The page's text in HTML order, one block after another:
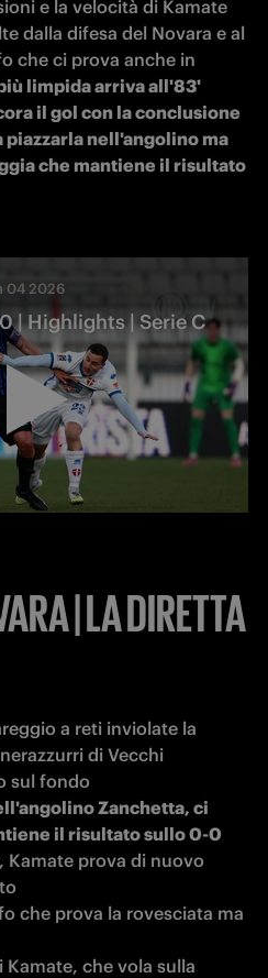
e la velocità di Kamate
dalla difesa del Novara e al
che ci prova anche in
limpida arriva all'83'
il gol con la conclusione
piazzarla nell'angolino ma
che mantiene il risultato
04 2026
| Highlights | Serie C
| LA DIRETTA
a reti inviolate la
di Vecchi
sul fondo
Zanchetta, ci
il risultato sullo 0-0
Kamate prova di nuovo
che prova la rovesciata ma
che vola sulla